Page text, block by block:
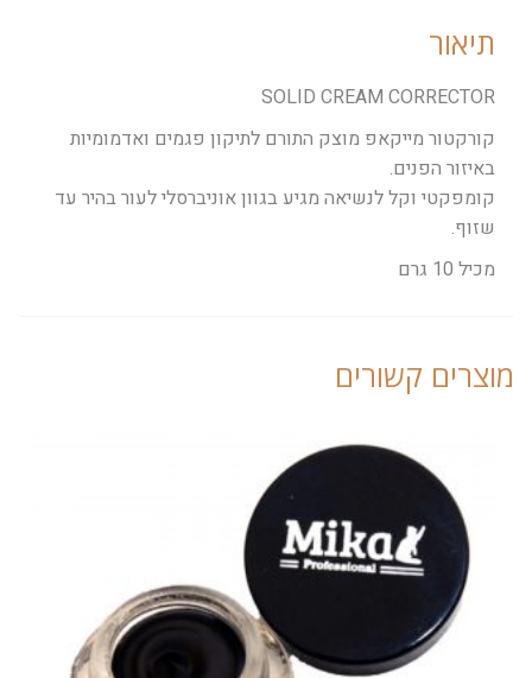
תיאור
SOLID CREAM CORRECTOR
קורקטור מייקאפ מוצק התורם לתיקון פגמים ואדמומיות
באיזור הפנים.
קומפקטי וקל לנשיאה מגיע בגוון אוניברסלי לעור בהיר עד
שזוף.
מכיל 10 גרם
מוצרים קשורים